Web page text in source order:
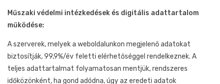
Műszaki védelmi intézkedések és digitális adattartalom
működése:
A szerverek, melyek a weboldalunkon megjelenő adatokat
biztosítják, 99,9%/év feletti elérhetőséggel rendelkeznek. A
teljes adattartalmat folyamatosan mentjük, rendszeres
időközönként, ha gond adódna, úgy az eredeti adatok